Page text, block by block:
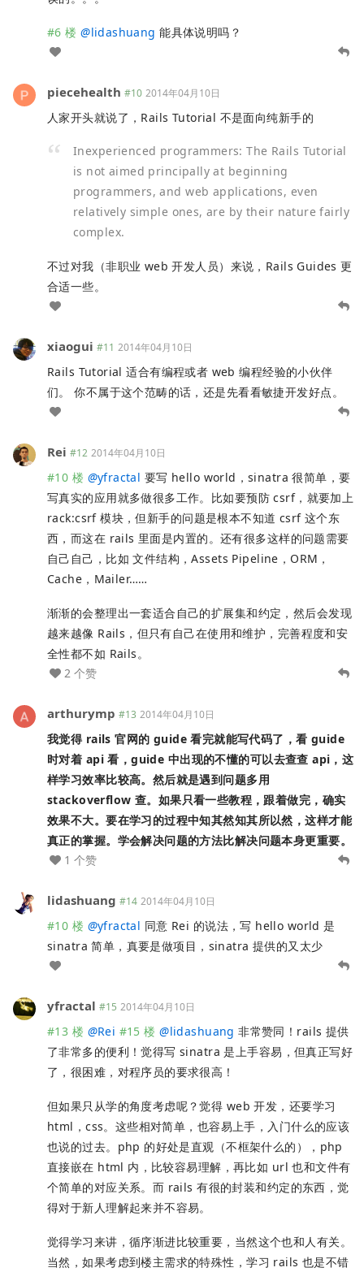
#6 楼 @lidashuang 能具体说明吗？
piecehealth #10 2014年04月10日
人家开头就说了，Rails Tutorial 不是面向纯新手的
Inexperienced programmers: The Rails Tutorial
is not aimed principally at beginning
programmers, and web applications, even
relatively simple ones, are by their nature fairly
complex.
不过对我（非职业 web 开发人员）来说，Rails Guides 更
合适一些。
xiaogui #11 2014年04月10日
Rails Tutorial 适合有编程或者 web 编程经验的小伙伴
们。 你不属于这个范畴的话，还是先看看敏捷开发好点。
Rei #12 2014年04月10日
#10 楼 @yfractal 要写 hello world，sinatra 很简单，要
写真实的应用就多做很多工作。比如要预防 csrf，就要加上
rack:csrf 模块，但新手的问题是根本不知道 csrf 这个东
西，而这在 rails 里面是内置的。还有很多这样的问题需要
自己自己，比如 文件结构，Assets Pipeline，ORM，
Cache，Mailer……
渐渐的会整理出一套适合自己的扩展集和约定，然后会发现
越来越像 Rails，但只有自己在使用和维护，完善程度和安
全性都不如 Rails。
2 个赞
arthurymp #13 2014年04月10日
我觉得 rails 官网的 guide 看完就能写代码了，看 guide
时对着 api 看，guide 中出现的不懂的可以去查查 api，这
样学习效率比较高。然后就是遇到问题多用
stackoverflow 查。如果只看一些教程，跟着做完，确实
效果不大。要在学习的过程中知其然知其所以然，这样才能
真正的掌握。学会解决问题的方法比解决问题本身更重要。
1 个赞
lidashuang #14 2014年04月10日
#10 楼 @yfractal 同意 Rei 的说法，写 hello world 是
sinatra 简单，真要是做项目，sinatra 提供的又太少
yfractal #15 2014年04月10日
#13 楼 @Rei #15 楼 @lidashuang 非常赞同！rails 提供
了非常多的便利！觉得写 sinatra 是上手容易，但真正写好
了，很困难，对程序员的要求很高！
但如果只从学的角度考虑呢？觉得 web 开发，还要学习
html，css。这些相对简单，也容易上手，入门什么的应该
也说的过去。php 的好处是直观（不框架什么的），php
直接嵌在 html 内，比较容易理解，再比如 url 也和文件有
个简单的对应关系。而 rails 有很的封装和约定的东西，觉
得对于新人理解起来并不容易。
觉得学习来讲，循序渐进比较重要，当然这个也和人有关。
当然，如果考虑到楼主需求的特殊性，学习 rails 也是不错